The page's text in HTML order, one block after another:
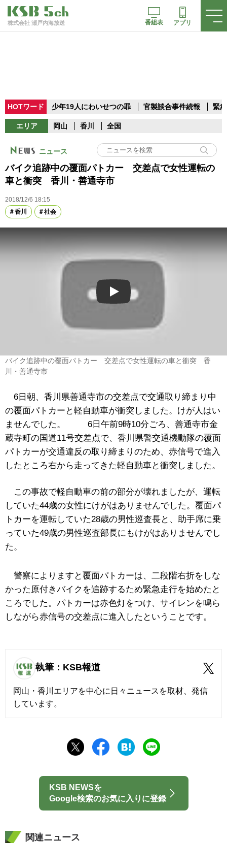
株式会社 瀬戸内海放送 番組表 アプリ
HOTワード 少年19人にわいせつの罪 官製談合事件続報 緊
エリア 岡山 香川 全国
ニュース
バイク追跡中の覆面パトカー 交差点で女性運転の
車と衝突 香川・善通寺市
2018/12/6 18:15
香川
社会
Play
バイク追跡中の覆面パトカー 交差点で女性運転の車と衝突 香
川・善通寺市
6日朝、香川県善通寺市の交差点で交通取り締まり中
の覆面パトカーと軽自動車が衝突しました。けが人はい
ませんでした。 6日午前9時10分ごろ、善通寺市金
蔵寺町の国道11号交差点で、香川県警交通機動隊の覆面
パトカーが交通違反の取り締まりのため、赤信号で進入
したところ右から走ってきた軽自動車と衝突しました。
この事故で軽自動車の前の部分が壊れましたが、運転
していた44歳の女性にけがはありませんでした。覆面パ
トカーを運転していた28歳の男性巡査長と、助手席に乗
っていた49歳の男性巡査部長にもけがはありませんでし
た。
警察によりますと覆面パトカーは、二段階右折をしな
かった原付きバイクを追跡するため緊急走行を始めたと
ころでした。パトカーは赤色灯をつけ、サイレンを鳴ら
しながら赤信号の交差点に進入したということです。
執筆：KSB報道
岡山・香川エリアを中心に日々ニュースを取材、発信
しています。
KSB NEWSを
Google検索のお気に入りに登録
関連ニュース